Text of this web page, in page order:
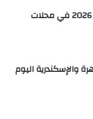
اسعار الذهب اليوم 11- 4- 2026 في محلات
والإسكندرية اليوم